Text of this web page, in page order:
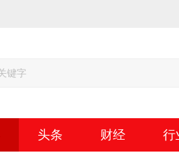
头条 财经 行